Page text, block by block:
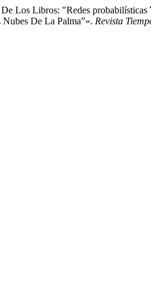
Los Libros: "Redes
De La Palma”». Revista